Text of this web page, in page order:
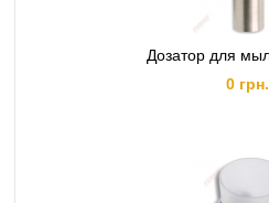
Дозатор для
0 грн.